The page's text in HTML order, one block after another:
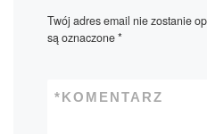
Twój adres email nie zostanie
są oznaczone*
KOMENTARZ
*